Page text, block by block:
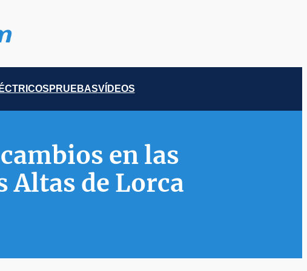
PRUEBASVÍDEOS
en las
Altas de Lorca